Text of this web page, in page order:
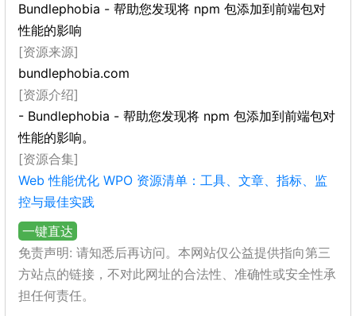
Bundlephobia - 帮助您发现将 npm 包添加到前端包对
性能的影响
[资源来源]
bundlephobia.com
[资源介绍]
- Bundlephobia - 帮助您发现将 npm 包添加到前端包对
性能的影响。
[资源合集]
Web 性能优化 WPO 资源清单：工具、文章、指标、监
控与最佳实践
一键直达
免责声明: 请知悉后再访问。本网站仅公益提供指向第三
方站点的链接，不对此网址的合法性、准确性或安全性承
担任何责任。